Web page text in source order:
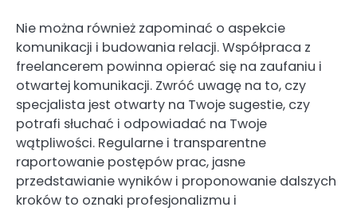
Nie można również zapominać o aspekcie
komunikacji i budowania relacji. Współpraca z
freelancerem powinna opierać się na zaufaniu i
otwartej komunikacji. Zwróć uwagę na to, czy
specjalista jest otwarty na Twoje sugestie, czy
potrafi słuchać i odpowiadać na Twoje
wątpliwości. Regularne i transparentne
raportowanie postępów prac, jasne
przedstawianie wyników i proponowanie dalszych
kroków to oznaki profesjonalizmu i